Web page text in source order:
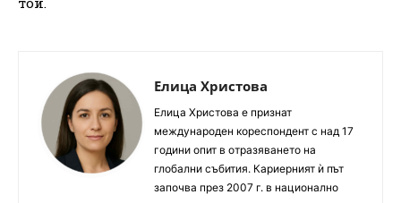
Елица Христова
Елица Христова е признат
международен кореспондент с над 17
години опит в отразяването на
глобални събития. Кариерният ѝ път
започва през 2007 г. в национално